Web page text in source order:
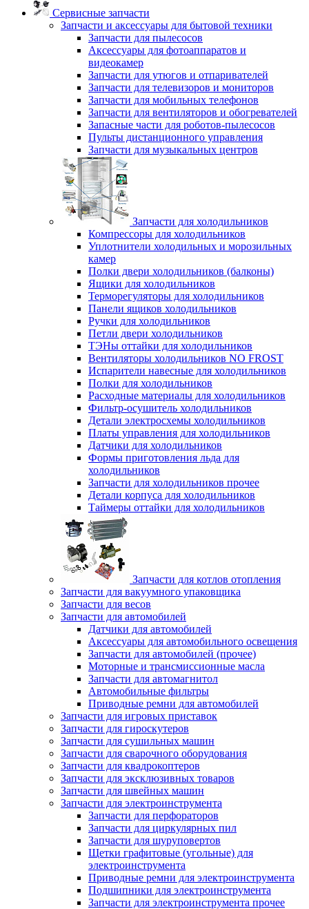
Сервисные запчасти
Запчасти и аксессуары для бытовой техники
Запчасти для пылесосов
Аксессуары для фотоаппаратов и
видеокамер
Запчасти для утюгов и отпаривателей
Запчасти для телевизоров и мониторов
Запчасти для мобильных телефонов
Запчасти для вентиляторов и обогревателей
Запасные части для роботов-пылесосов
Пульты дистанционного управления
Запчасти для музыкальных центров
Запчасти для холодильников
Компрессоры для холодильников
Уплотнители холодильных и морозильных
камер
Полки двери холодильников (балконы)
Ящики для холодильников
Терморегуляторы для холодильников
Панели ящиков холодильников
Ручки для холодильников
Петли двери холодильников
ТЭНы оттайки для холодильников
Вентиляторы холодильников NO FROST
Испарители навесные для холодильников
Полки для холодильников
Расходные материалы для холодильников
Фильтр-осушитель холодильников
Детали электросхемы холодильников
Платы управления для холодильников
Датчики для холодильников
Формы приготовления льда для
холодильников
Запчасти для холодильников прочее
Детали корпуса для холодильников
Таймеры оттайки для холодильников
Запчасти для котлов отопления
Запчасти для вакуумного упаковщика
Запчасти для весов
Запчасти для автомобилей
Датчики для автомобилей
Аксессуары для автомобильного освещения
Запчасти для автомобилей (прочее)
Моторные и трансмиссионные масла
Запчасти для автомагнитол
Автомобильные фильтры
Приводные ремни для автомобилей
Запчасти для игровых приставок
Запчасти для гироскутеров
Запчасти для сушильных машин
Запчасти для сварочного оборудования
Запчасти для квадрокоптеров
Запчасти для эксклюзивных товаров
Запчасти для швейных машин
Запчасти для электроинструмента
Запчасти для перфораторов
Запчасти для циркулярных пил
Запчасти для шуруповертов
Щетки графитовые (угольные) для
электроинструмента
Приводные ремни для электроинструмента
Подшипники для электроинструмента
Запчасти для электроинструмента прочее